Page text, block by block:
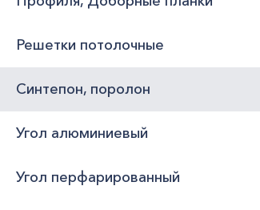
Решетки потолочные
Синтепон, поролон
Угол алюминиевый
Угол перфарированный